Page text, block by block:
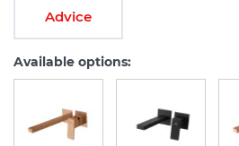
Advice
Available options: